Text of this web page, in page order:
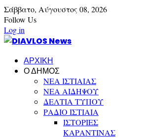
Σάββατο, Αύγουστος 08, 2026
Follow Us
Log in
ΑΡΧΙΚΗ
Ο ΔΗΜΟΣ
ΝΕΑ ΙΣΤΙΑΙΑΣ
ΝΕΑ ΑΙΔΗΨΟΥ
ΔΕΛΤΙΑ ΤΥΠΟΥ
ΡΑΔΙΟ ΙΣΤΙΑΙΑ
ΙΣΤΟΡΙΕΣ
ΚΑΡΑΝΤΙΝΑΣ